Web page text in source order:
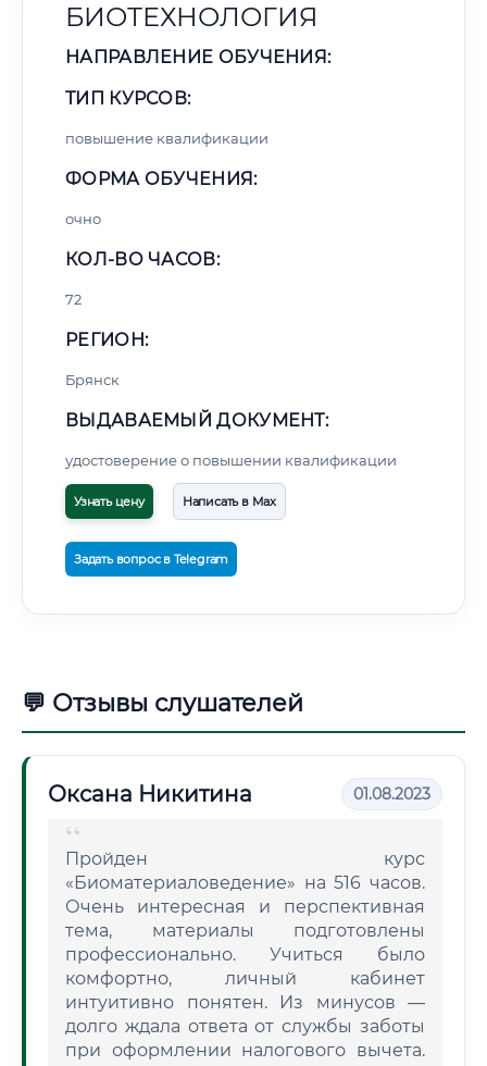
БИОТЕХНОЛОГИЯ
НАПРАВЛЕНИЕ ОБУЧЕНИЯ:
ТИП КУРСОВ:
повышение квалификации
ФОРМА ОБУЧЕНИЯ:
очно
КОЛ-ВО ЧАСОВ:
72
РЕГИОН:
Брянск
ВЫДАВАЕМЫЙ ДОКУМЕНТ:
удостоверение о повышении квалификации
Узнать цену Написать в Max
Задать вопрос в Telegram
💬 Отзывы слушателей
Оксана Никитина 01.08.2023
Пройден курс
«Биоматериаловедение» на 516 часов.
Очень интересная и перспективная
тема, материалы подготовлены
профессионально. Учиться было
комфортно, личный кабинет
интуитивно понятен. Из минусов —
долго ждала ответа от службы заботы
при оформлении налогового вычета.